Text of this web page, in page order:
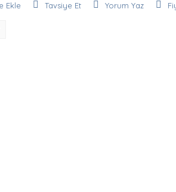
Tavsiye Et Yorum Yaz